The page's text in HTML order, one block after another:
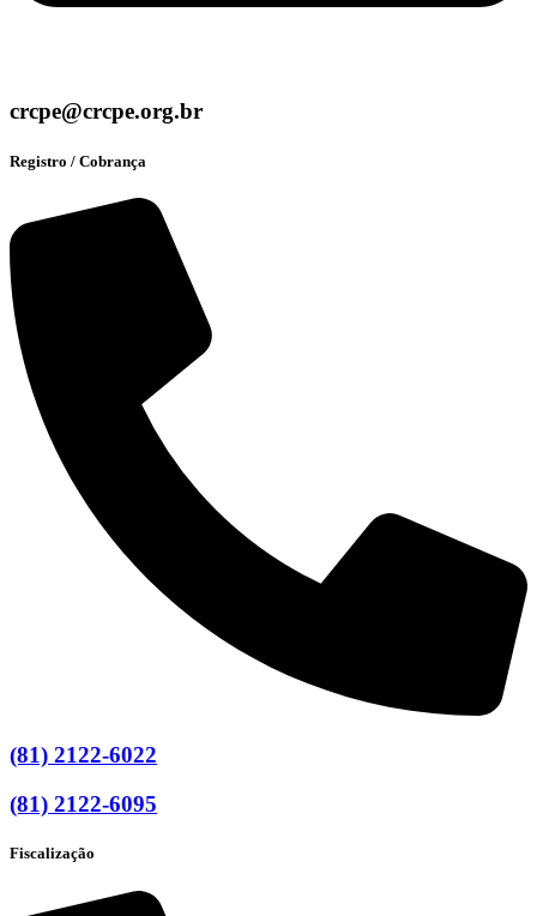
crcpe@crcpe.org.br
Registro / Cobrança
(81) 2122-6022
(81) 2122-6095
Fiscalização